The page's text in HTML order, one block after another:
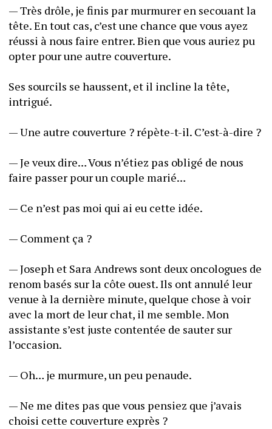
— Très drôle, je finis par murmurer en secouant la
tête. En tout cas, c’est une chance que vous ayez
réussi à nous faire entrer. Bien que vous auriez pu
opter pour une autre couverture.
Ses sourcils se haussent, et il incline la tête,
— Une autre couverture ? répète-t-il. C’est-à-dire ?
— Je veux dire… Vous n’étiez pas obligé de nous
faire passer pour un couple marié…
— Comment ça ?
— Joseph et Sara Andrews sont deux oncologues de
renom basés sur la côte ouest. Ils ont annulé leur
venue à la dernière minute, quelque chose à voir
avec la mort de leur chat, il me semble. Mon
assistante s’est juste contentée de sauter sur
— Ne me dites pas que vous pensiez que j’avais
choisi cette couverture exprès ?